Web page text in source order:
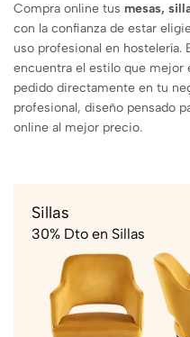
Compra online tus mesas,
con la confianza de estar
uso profesional en hostelería.
encuentra el estilo que mejor
pedido directamente en tu
profesional, diseño pensado
online al mejor precio.
Sillas
30% Dto en Sillas